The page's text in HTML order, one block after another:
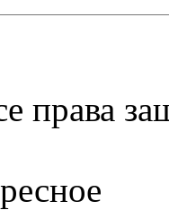
права